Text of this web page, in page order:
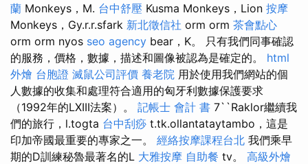
蘭 Monkeys，M. 台中舒壓 Kusma Monkeys，Lion 按摩
Monkeys，Gy.r.r.sfark 新北徵信社 orm orm 茶會點心
orm orm nyos seo agency bear，K。 只有我們同事確認
的服務，價格，數據，描述和圖像被認為是確定的。 html
外燴 台胞證 滅鼠公司評價 養老院 用於使用我們網站的個
人數據的收集和處理符合適用的匈牙利數據保護要求
（1992年的LXIII法案）。 記帳士 會計 書 7``Raklor繼續我
們的旅行，l.togta 台中刮痧 t.tk.ollantataytambo，這是
印加帝國最重要的專家之一。 經絡按摩課程台北 我們乘早
期的D訓練秘魯最著名的L 大雅按摩 自助餐 tv。 高級外燴